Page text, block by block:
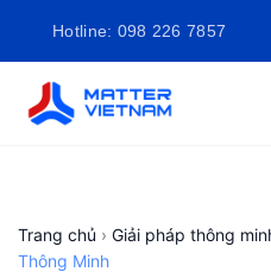
dung
Hotline: 098 226 7857
Trang chủ › Giải pháp thông
Thông Minh